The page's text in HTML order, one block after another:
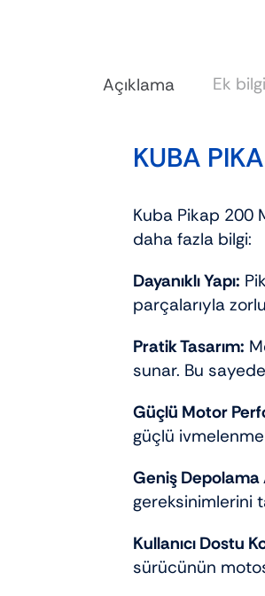
Açıklama Ek bilgi
KUBA
Kuba Pikap 200
daha fazla bilgi:
Dayanıklı Yapı:
parçalarıyla
Pratik Tasarım:
sunar. Bu
Güçlü Motor
güçlü
Geniş Depolama
gereksinimlerini
Kullanıcı Dostu
sürücünün